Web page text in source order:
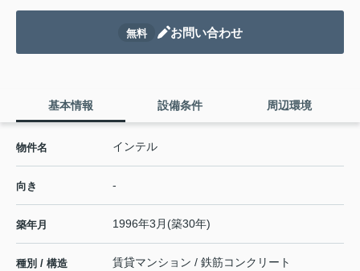
無料 お問い合わせ
基本情報 設備条件 周辺環境
物件名 インテル
向き -
築年月 1996年3月(築30年)
種別 / 構造 賃貸マンション / 鉄筋コンクリート